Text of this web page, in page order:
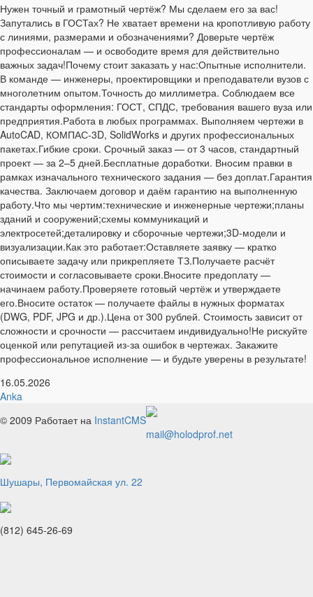
Нужен точный и грамотный чертёж? Мы сделаем его за вас!
Запутались в ГОСТах? Не хватает времени на кропотливую работу
с линиями, размерами и обозначениями? Доверьте чертёж
профессионалам — и освободите время для действительно
важных задач!Почему стоит заказать у нас:Опытные исполнители.
В команде — инженеры, проектировщики и преподаватели вузов с
многолетним опытом.Точность до миллиметра. Соблюдаем все
стандарты оформления: ГОСТ, СПДС, требования вашего вуза или
предприятия.Работа в любых программах. Выполняем чертежи в
AutoCAD, КОМПАС‑3D, SolidWorks и других профессиональных
пакетах.Гибкие сроки. Срочный заказ — от 3 часов, стандартный
проект — за 2–5 дней.Бесплатные доработки. Вносим правки в
рамках изначального технического задания — без доплат.Гарантия
качества. Заключаем договор и даём гарантию на выполненную
работу.Что мы чертим:технические и инженерные чертежи;планы
зданий и сооружений;схемы коммуникаций и
электросетей;деталировку и сборочные чертежи;3D‑модели и
визуализации.Как это работает:Оставляете заявку — кратко
описываете задачу или прикрепляете ТЗ.Получаете расчёт
стоимости и согласовываете сроки.Вносите предоплату —
начинаем работу.Проверяете готовый чертёж и утверждаете
его.Вносите остаток — получаете файлы в нужных форматах
(DWG, PDF, JPG и др.).Цена от 300 рублей. Стоимость зависит от
сложности и срочности — рассчитаем индивидуально!Не рискуйте
оценкой или репутацией из‑за ошибок в чертежах. Закажите
профессиональное исполнение — и будьте уверены в результате!
16.05.2026
Anka
© 2009 Работает на InstantCMS
mail@holodprof.net
Шушары, Первомайская ул. 22
(812) 645-26-69